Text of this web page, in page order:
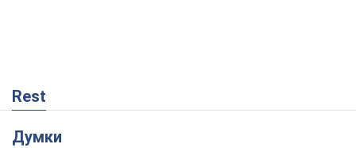
Rest
Думки